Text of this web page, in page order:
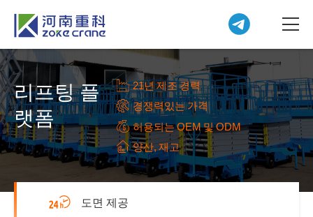
리프팅 플
랫폼
21년 제조 경력
경쟁력있는 가격
허용되는 OEM 및 ODM
양산, 재고
도면 제공